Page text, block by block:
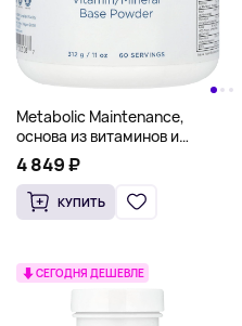
Metabolic Maintenance,
основа из витаминов и
минералов в порошке, 312 г
(11 унций)
4 849 ₽
КУПИТЬ
СЕГОДНЯ ДЕШЕВЛЕ